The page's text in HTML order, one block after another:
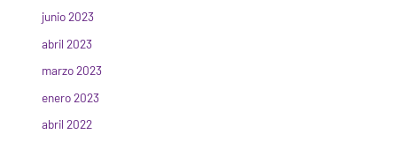
junio 2023
abril 2023
marzo 2023
enero 2023
abril 2022